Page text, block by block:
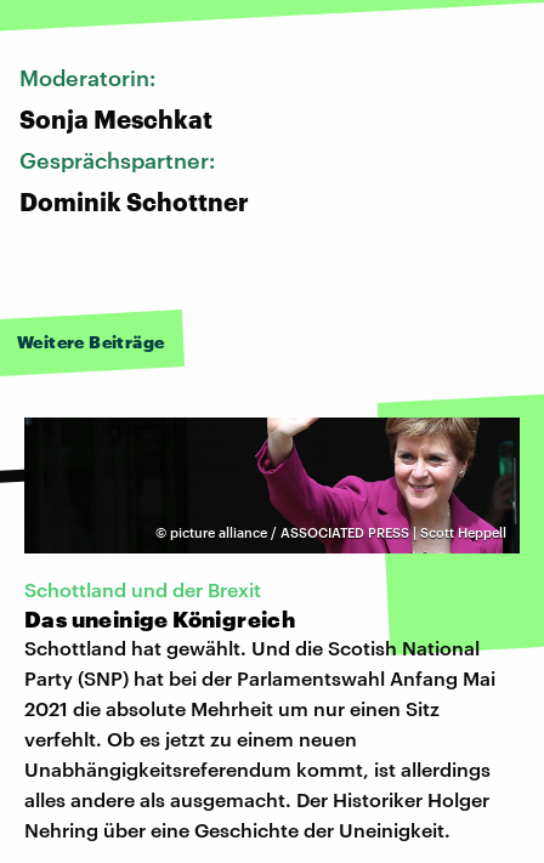
Moderatorin:
Sonja Meschkat
Gesprächspartner:
Dominik Schottner
Weitere Beiträge
© picture alliance / ASSOCIATED PRESS | Scott Heppell
Schottland und der Brexit
Das uneinige Königreich
Schottland hat gewählt. Und die Scotish National
Party (SNP) hat bei der Parlamentswahl Anfang Mai
2021 die absolute Mehrheit um nur einen Sitz
verfehlt. Ob es jetzt zu einem neuen
Unabhängigkeitsreferendum kommt, ist allerdings
alles andere als ausgemacht. Der Historiker Holger
Nehring über eine Geschichte der Uneinigkeit.